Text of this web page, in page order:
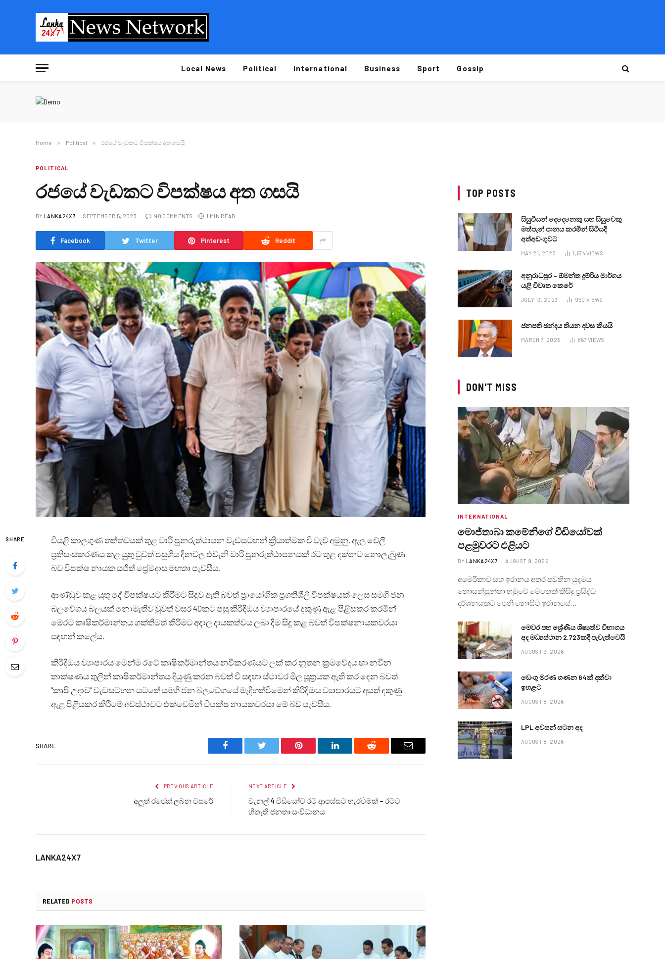
Local News Political International Business Sport Gossip
Home » Political » රජයේ වැඩකට විපක්ෂය අත ගසයි
POLITICAL
රජයේ වැඩකට විපක්ෂය අත ගසයි
BY LANKA24X7 SEPTEMBER 5, 2023 NO COMMENTS 1 MIN READ
Facebook Twitter Pinterest Reddit
SHARE
වියළි කාලගුණ තත්ත්වයක් තුළ වාරි පුනරුත්ථාපන වැඩසටහන් ක්‍රියාත්මක වී වැව් අමුනු, ඇල වේලි
ප්‍රතිසංස්කරණය කළ යුතු වුවත් පසුගිය දිනවල එවැනි වාරි පුනරුත්ථාපනයක් රට තුළ දක්නට නොලැබුණ
බව විපක්ෂ නායක සජිත් ප්‍රේමදාස මහතා පැවසීය.
ආණ්ඩුව කළ යුතු දේ විපක්ෂයට කිරීමට සිදුව ඇති බවත් ප්‍රායෝගික ප්‍රගතිශීලී විපක්ෂයක් ලෙස සමගි ජන
බලවේගය බලයක් නොමැතිව වුවත් වසර 40කට පසු කිරිඳිඔය ව්‍යාපාරයේ දකුණු ඇළ පිළිසකර කරමින්
මෙරට කෘෂිකර්මාන්තය ශක්තිමත් කිරිමට අදාල දායකත්වය ලබා දීම සිදු කළ බවත් විපක්ෂනායකවරයා
සඳහන් කලේය.
කිරිදිඔය ව්‍යාපාරය මෙන්ම රටේ කෘෂිකර්මාන්තය නවීකරණයට ලක් කර නූතන ක්‍රමවේදය හා නවීන
තාක්ෂණය තුලින් කෘෂිකර්මාන්තය දියුණු කරන බවත් වී සඳහා ස්ථාවර මිල සූත්‍රයක ඇති කර දෙන බවත්
“කෘෂි උදාව” වැඩසටහන යටතේ සමගි ජන බලවේගයේ මැදිහත්වීමෙන් කිරිදිඔය ව්‍යාපාරයට අයත් දකුණු
ඇළ පිළිසකර කිරීමේ අවස්ථාවට එක්වෙමින් විපක්ෂ නායකවරයා මේ බව පැවසීය.
SHARE.
Facebook Twitter Pinterest LinkedIn Reddit Email
PREVIOUS ARTICLE
අලුත් රජෙක් ලබන වසරේ
NEXT ARTICLE
චැනල් 4 වීඩීයෝව රට ආපස්සට හැරවීමක් – රටට
හිතැති ජනතා සංවිධානය
LANKA24X7
RELATED POSTS
TOP POSTS
සිසුවියන් දෙදෙනෙකු සහ සිසුවෙකු
මත්පැන් පානය කරමින් සිටියදී
අත්අඩංගුවට
MAY 21, 2023 1,674VIEWS
අනුරාධපුර – ඕමන්ත දුම්රිය මාර්ගය
යළි විවෘත කෙරේ
JULY 13, 2023 950 VIEWS
ජනපති ඡන්දය තියන දවස කියයි
MARCH 7, 2023 867 VIEWS
DON'T MISS
INTERNATIONAL
මොජ්තාබා කමේනිගේ වීඩියෝවක්
පළමුවරට එළියට
BY LANKA24X7 AUGUST 9, 2026
අමෙරිකාව සහ ඉරානය අතර පවතින යුදමය
නොසන්සුන්තා හමුවේ මෙතෙක් කිසිදු ප්‍රසිද්ධ
දර්ශනයකට පෙනී නොසිටි ඉරානයේ…
මෙවර පහ ශ්‍රේණිය ශිෂ්‍යත්ව විභාගය
අද මධ්‍යස්ථාන 2,723කදී පැවැත්වෙයි
AUGUST 9, 2026
ඩෙංගු මරණ ගණන 64ක් දක්වා
ඉහළට
AUGUST 8, 2026
LPL අවසන් සටන අද
AUGUST 8, 2026